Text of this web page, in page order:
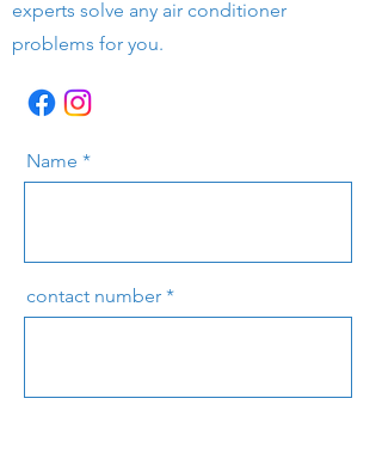
experts solve any air conditioner
problems for you.
Name
contact number